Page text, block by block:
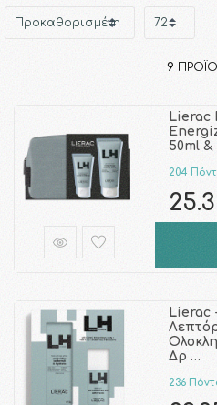
9
Lierac
50ml
204
Lierac
Δρ …
236